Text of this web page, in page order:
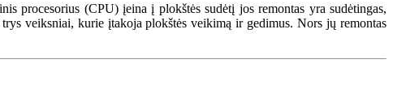
procesorius (CPU) įeina į plokštės sudėtį jos remontas yra sudėtingas,
veiksniai, kurie įtakoja plokštės veikimą ir gedimus. Nors jų remontas